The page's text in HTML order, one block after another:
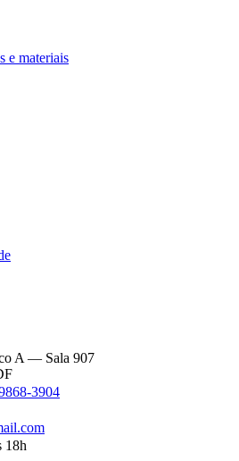
e materiais
A — Sala 907
3904
18h